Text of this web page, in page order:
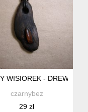
ŚWIECZNIK
WISIOREK - DREWNO
czarnybez
29 zł